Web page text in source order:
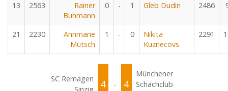
13 2563
Rainer
Buhmann
0 - 1 Gleb Dudin 2486
21 2230
Annmarie
Mütsch
1 - 0
Nikita
Kuznecovs
2291
SC Remagen
4 - 4
Münchener
Schachclub